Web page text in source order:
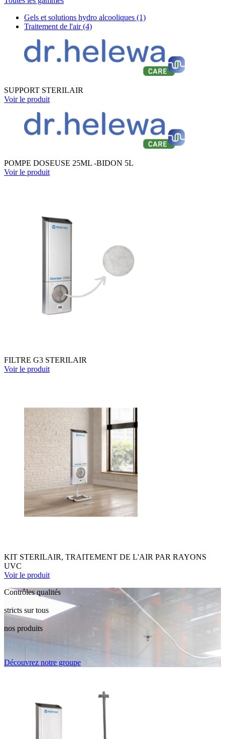
Gels et solutions hydro alcooliques (1)
Traitement de l'air(4)
SUPPORT STERILAIR
Voir le produit
POMPE DOSEUSE 25ML -BIDON 5L
Voir le produit
FILTRE G3 STERILAIR
Voir le produit
KIT STERILAIR, TRAITEMENT DE L'AIR PAR RAYONS
UVC
Voir le produit
Contrôles qualités
stricts sur tous
nos produits
Découvrez notre groupe